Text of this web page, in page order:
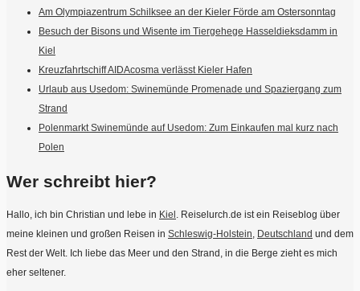
Am Olympiazentrum Schilksee an der Kieler Förde am Ostersonntag
Besuch der Bisons und Wisente im Tiergehege Hasseldieksdamm in
Kiel
Kreuzfahrtschiff AIDAcosma verlässt Kieler Hafen
Urlaub aus Usedom: Swinemünde Promenade und Spaziergang zum
Strand
Polenmarkt Swinemünde auf Usedom: Zum Einkaufen mal kurz nach
Polen
Wer schreibt hier?
Hallo, ich bin Christian und lebe in Kiel . Reiselurch.de ist ein Reiseblog über
meine kleinen und großen Reisen in Schleswig-Holstein, Deutschland und dem
Rest der Welt. Ich liebe das Meer und den Strand, in die Berge zieht es mich
eher seltener.